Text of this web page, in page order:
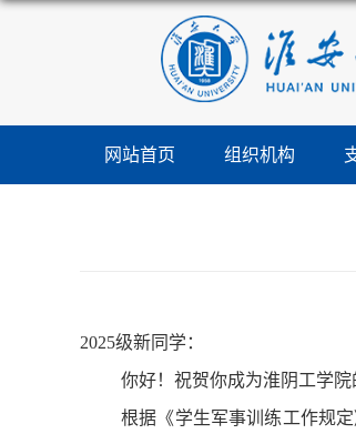
网站首页 组织机构
2025级新同学：
你好！祝贺你成为淮阴工学
根据《学生军事训练工作规